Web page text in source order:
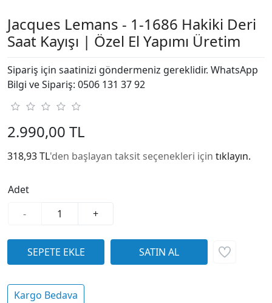
Jacques Lemans - 1-1686 Hakiki Deri
Saat Kayışı | Özel El Yapımı Üretim
Sipariş için saatinizi göndermeniz gereklidir. WhatsApp
Bilgi ve Sipariş: 0506 131 37 92
2.990,00 TL
318,93 TL'den başlayan taksit seçenekleri için tıklayın.
Adet
-
+
Kargo Bedava